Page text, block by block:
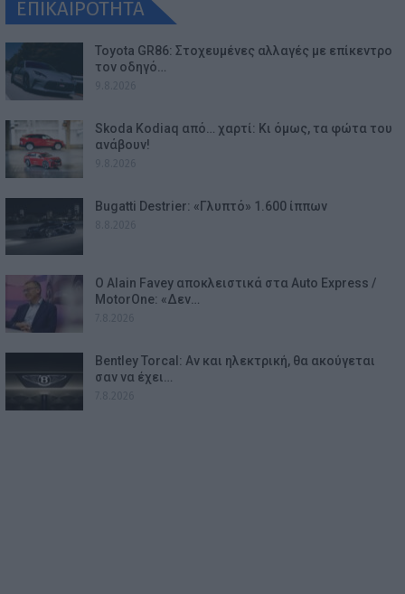
ΕΠΙΚΑΙΡΟΤΗΤΑ
Toyota GR86: Στοχευμένες αλλαγές με επίκεντρο
τον οδηγό…
Skoda Kodiaq από… χαρτί: Κι όμως, τα φώτα του
ανάβουν!
Bugatti Destrier: «Γλυπτό» 1.600 ίππων
Ο Alain Favey αποκλειστικά στα Auto Express /
MotorOne: «Δεν…
Bentley Torcal: Αν και ηλεκτρική, θα ακούγεται
σαν να έχει…